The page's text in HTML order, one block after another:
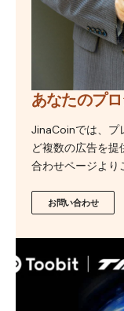
あなたのプ
JinaCoinでは、プ
ど複数の広告を
合わせページより
お問い合わせ